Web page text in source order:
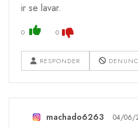
ir se lavar.
0 0
RESPONDER
machado6263 04/06/